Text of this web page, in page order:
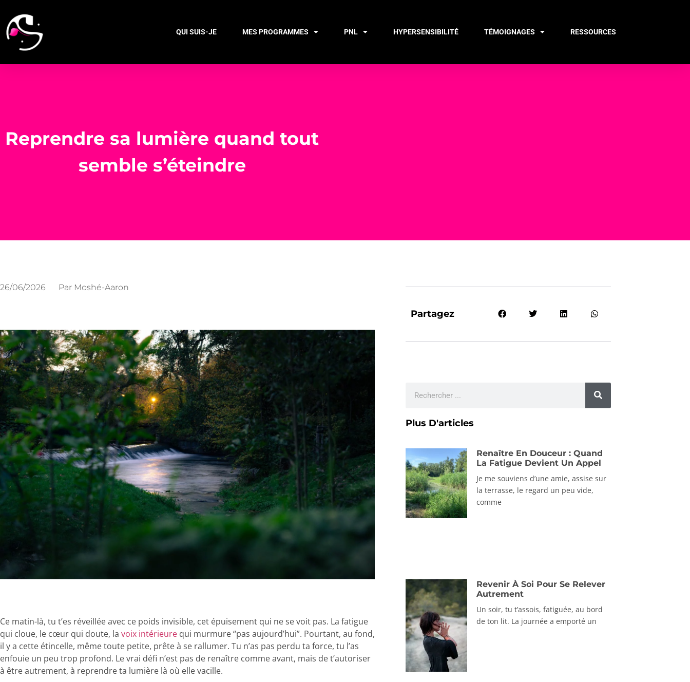
QUI SUIS-JE MES PROGRAMMES PNL HYPERSENSIBILITÉ TÉMOIGNAGES RESSOURCES
Reprendre sa lumière quand tout
semble s’éteindre
26/06/2026 Par Moshé-Aaron
Ce matin-là, tu t’es réveillée avec ce poids invisible, cet épuisement qui ne se voit pas. La fatigue
qui cloue, le cœur qui doute, la voix intérieure qui murmure “pas aujourd’hui”. Pourtant, au fond,
il y a cette étincelle, même toute petite, prête à se rallumer. Tu n’as pas perdu ta force, tu l’as
enfouie un peu trop profond. Le vrai défi n’est pas de renaître comme avant, mais de t’autoriser
à être autrement, à reprendre ta lumière là où elle vacille.
Partagez
Plus D'articles
Renaître En Douceur : Quand
La Fatigue Devient Un Appel
Je me souviens d’une amie, assise sur
la terrasse, le regard un peu vide,
comme
Revenir À Soi Pour Se Relever
Autrement
Un soir, tu t’assois, fatiguée, au bord
de ton lit. La journée a emporté un